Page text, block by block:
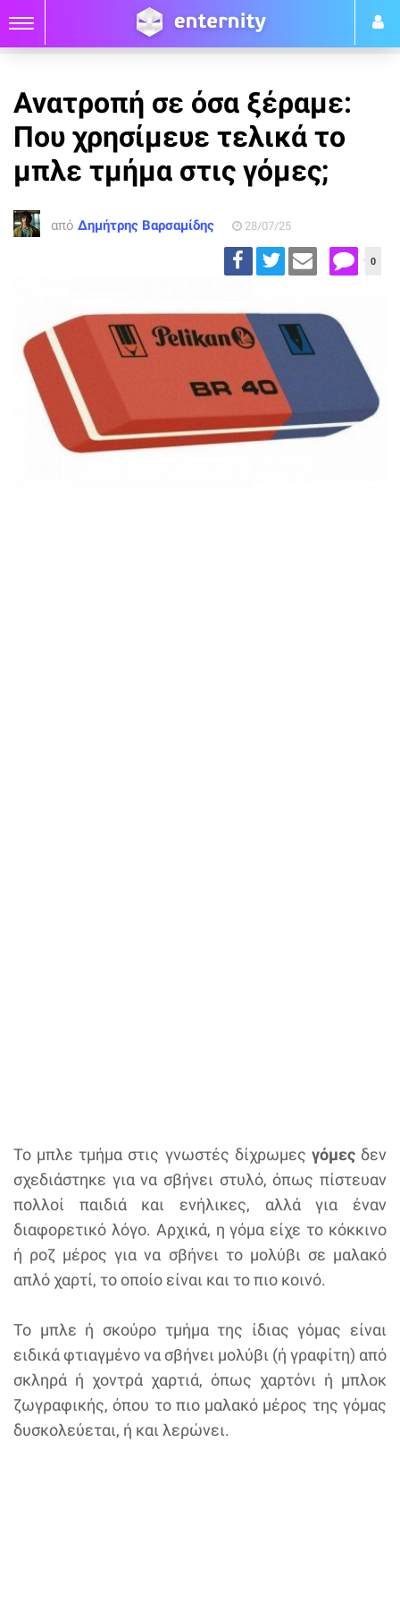
Ανατροπή σε όσα ξέραμε:
Που χρησίμευε τελικά το
μπλε τμήμα στις γόμες;
από Δημήτρης Βαρσαμίδης 28/07/25
0
Το μπλε τμήμα στις γνωστές δίχρωμες γόμεςδεν
σχεδιάστηκε για να σβήνει στυλό, όπως πίστευαν
πολλοί παιδιά και ενήλικες, αλλά για έναν
διαφορετικό λόγο. Αρχικά, η γόμα είχε το κόκκινο
ή ροζ μέρος για να σβήνει το μολύβι σε μαλακό
απλό χαρτί, το οποίο είναι και το πιο κοινό.
Το μπλε ή σκούρο τμήμα της ίδιας γόμας είναι
ειδικά φτιαγμένο να σβήνει μολύβι (ή γραφίτη) από
σκληρά ή χοντρά χαρτιά, όπως χαρτόνι ή μπλοκ
ζωγραφικής, όπου το πιο μαλακό μέρος της γόμας
δυσκολεύεται, ή και λερώνει.